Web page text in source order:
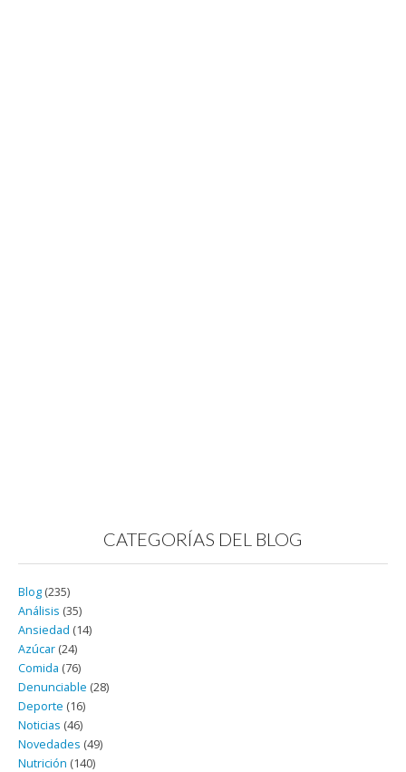
CATEGORÍAS DEL BLOG
Blog (235)
Análisis (35)
Ansiedad (14)
Azúcar (24)
Comida (76)
Denunciable (28)
Deporte (16)
Noticias (46)
Novedades (49)
Nutrición (140)